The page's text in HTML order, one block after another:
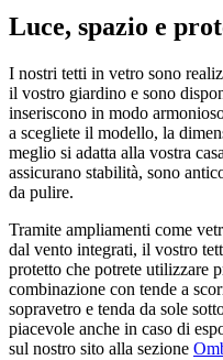
Luce, spazio e
I nostri tetti in vetro sono
il vostro giardino e sono
inseriscono in modo
a scegliete il modello, la
meglio si adatta alla vostra
assicurano stabilità, sono
da pulire.
Tramite ampliamenti come
dal vento integrati, il vostro
protetto che potrete utilizzare
combinazione con tende a
sopravetro e tenda da sole
piacevole anche in caso di
sul nostro sito alla sezione